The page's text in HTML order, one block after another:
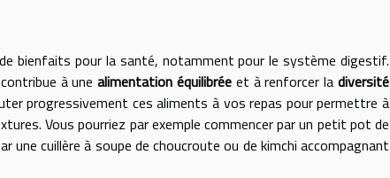
bienfaits pour la santé, notamment pour le système digestif.
à unealimentation équilibréeet à renforcer la diversité
progressivement ces aliments à vos repas pour permettre à
Vous pourriez par exemple commencer par un petit pot de
cuillère à soupe de choucroute ou de kimchi accompagnant